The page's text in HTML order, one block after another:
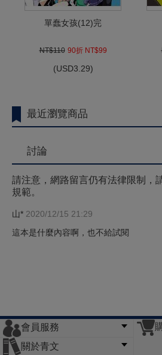
單蠢女孩(12)完
NT$110 90折 NT$99
(USD3.29)
最近瀏覽商品
討論
請注意，網路留言仍有法律限制，
規範。
山* 2020/12/15 21:29
這本是什麼內容啊，也不給試閱
會員服務
會員辦法
客服信箱
隱私條款
網站導覽關於青文